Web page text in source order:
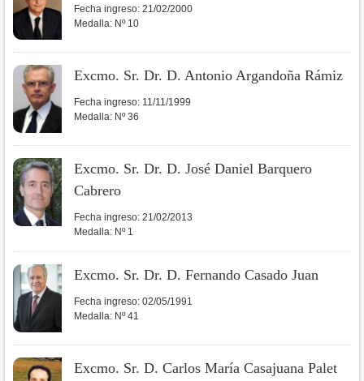
Fecha ingreso: 21/02/2000
Medalla: Nº 10
Excmo. Sr. Dr. D. Antonio Argandoña Rámiz
Fecha ingreso: 11/11/1999
Medalla: Nº 36
Excmo. Sr. Dr. D. José Daniel Barquero
Cabrero
Fecha ingreso: 21/02/2013
Medalla: Nº 1
Excmo. Sr. Dr. D. Fernando Casado Juan
Fecha ingreso: 02/05/1991
Medalla: Nº 41
Excmo. Sr. D. Carlos María Casajuana Palet